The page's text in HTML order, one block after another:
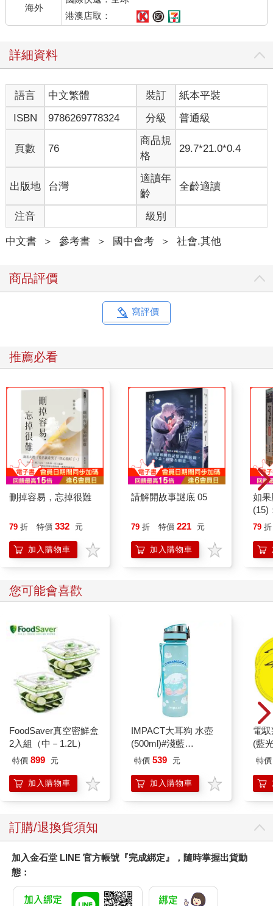
海外
港澳店取：
詳細資料
語言 中文繁體 裝訂
紙本平裝
ISBN
9786269778324 分級 普通級
頁數 76
商品規
格
29.7*21.0*0.4
出版地 台灣
適讀年
齡
全齡適讀
注音 級別
中文書 ＞ 參考書 ＞ 國中會考 ＞ 社會.其他
商品評價
寫評價
推薦必看
刪掉容易，忘掉很難
79 折 特價 332 元
加入購物車
請解開故事謎底 05
79 折 特價 221 元
加入購物車
如
(15)
貓
79 折
您可能會喜歡
FoodSaver真空密鮮盒
2入組（中－1.2L）
特價 899 元
加入購物車
IMPACT大耳狗 水壺
(500ml)#淺藍
IMCMB01LB
特價 539 元
加入購物車
電
(藍
特價
訂購/退換貨須知
加入金石堂 LINE 官方帳號『完成綁定』，隨時掌握出貨動
態：